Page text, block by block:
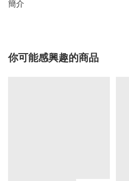
簡介
你可能感興趣的商品